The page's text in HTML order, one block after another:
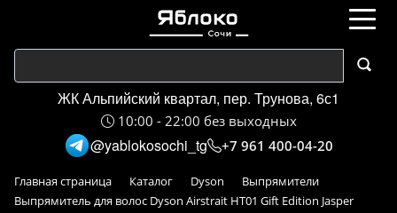
ЖК Альпийский квартал, пер. Трунова, 6с1
10:00 - 22:00 без выходных
@yablokosochi_tg +7 961 400-04-20
Главная страница Каталог Dyson
Выпрямители
Выпрямитель для волос Dyson Airstrait HT01 Gift Edition Jasper